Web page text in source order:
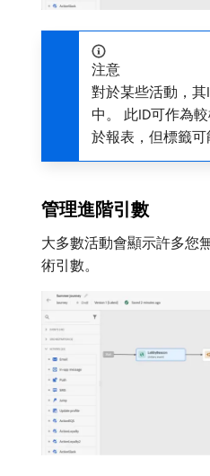
注意
對於某些活動，
中。 此ID可作為
於報表，但標籤可
管理進階引數
大多數活動會顯示許多您
術引數。